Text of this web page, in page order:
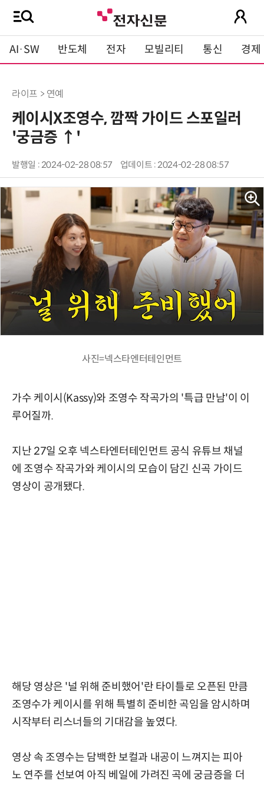
AI·SW 반도체 전자 모빌리티 통신 경제
라이프 > 연예
케이시X조영수, 깜짝 가이드 스포일러
'궁금증 ↑'
발행일 : 2024-02-28 08:57 업데이트 : 2024-02-28 08:57
사진=넥스타엔터테인먼트
가수 케이시(Kassy)와 조영수 작곡가의 '특급 만남'이 이
루어질까.
지난 27일 오후 넥스타엔터테인먼트 공식 유튜브 채널
에 조영수 작곡가와 케이시의 모습이 담긴 신곡 가이드
영상이 공개됐다.
해당 영상은 '널 위해 준비했어'란 타이틀로 오픈된 만큼
조영수가 케이시를 위해 특별히 준비한 곡임을 암시하며
시작부터 리스너들의 기대감을 높였다.
영상 속 조영수는 담백한 보컬과 내공이 느껴지는 피아
노 연주를 선보여 아직 베일에 가려진 곡에 궁금증을 더